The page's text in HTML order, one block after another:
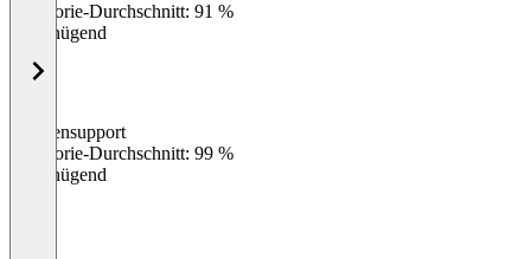
Kategorie-Durchschnitt: 91 %
Ungenügend
Kundensupport
Kategorie-Durchschnitt: 99 %
Ungenügend